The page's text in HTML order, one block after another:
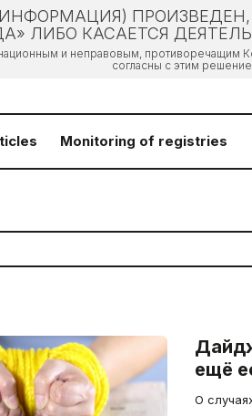
ЛИБО КАСАЕТСЯ
и неправовым, противоречащим
согласны с этим
Monitoring of registries
ещё
О